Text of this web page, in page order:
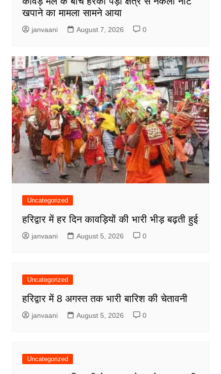
खपाने का मामला सामने आया
janvaani August 7, 2026 0
Uncategorized
हरिद्वार में हर दिन कावड़ियों की भारी भीड़ बढ़ती हुई
janvaani August 5, 2026 0
Uncategorized
हरिद्वार में 8 अगस्त तक भारी बारिश की चेतावनी
janvaani August 5, 2026 0
Uncategorized